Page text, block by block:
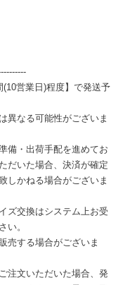
営業日)程度】で発送予
異なる可能性がございま
備・出荷手配を進めてお
だいた場合、決済が確定
しかねる場合がございま
ズ交換はシステム上お受
い。
売する場合がございま
注文いただいた場合、発